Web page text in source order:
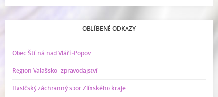
OBLÍBENÉ ODKAZY
Obec Štítná nad Vláří -Popov
Region Valašsko -zpravodajství
Hasičský záchranný sbor Zlínského kraje